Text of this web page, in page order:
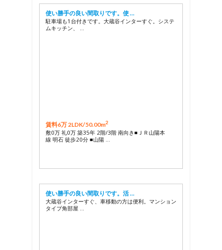
使い勝手の良い間取りです。使 …
駐車場も1台付きです。大蔵谷インターすぐ。システ
ムキッチン、 …
賃料6万 2LDK/50.00m2
敷0万 礼0万 築35年 2階/3階 南向き■ＪＲ山陽本
線 明石 徒歩20分 ■山陽 …
使い勝手の良い間取りです。活 …
大蔵谷インターすぐ、車移動の方は便利。マンション
タイプ角部屋 …